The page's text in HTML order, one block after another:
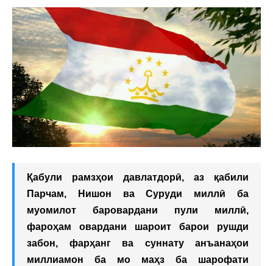
Қабули рамзҳои давлатдорӣ, аз қабили
Парчам, Нишон ва Суруди миллӣ ба
муомилот баровардани пули миллӣ,
фароҳам овардани шароит барои рушди
забон, фарҳанг ва суннату анъанаҳои
миллиамон ба мо маҳз ба шарофати